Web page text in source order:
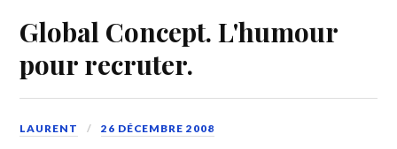
Global Concept. L'humour
pour recruter.
LAURENT 26 DÉCEMBRE 2008